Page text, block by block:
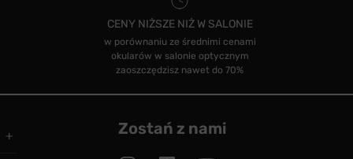
CENY NIŻSZE NIŻ W SALONIE
w porównaniu ze średnimi cenami
okularów w salonie optycznym
zaoszczędzisz nawet do 70%
Zostań z nami